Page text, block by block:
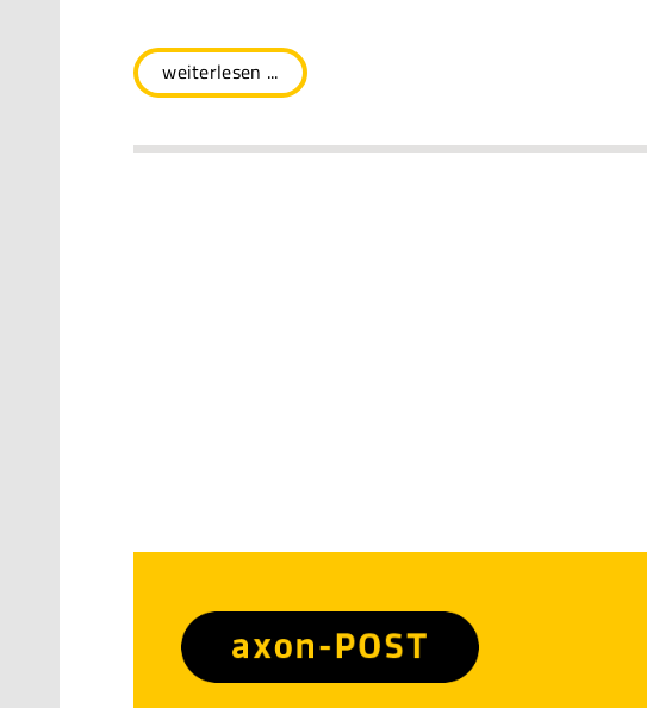
weiterlesen ...